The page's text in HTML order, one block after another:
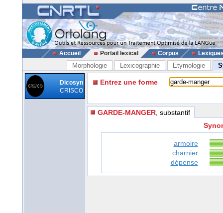
Accueil Portail lexical Corpus
Morphologie Lexicographie Etymologie
Dicosyn
CRISCO
Entrez une forme
GARDE-MANGER , substantif
armoire
charnier
dépense